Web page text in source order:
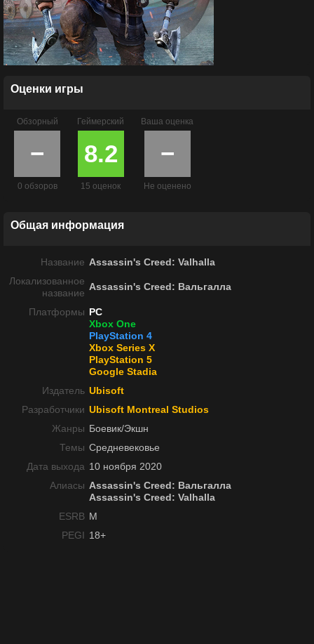
Оценки игры
Обзорный
−
0 обзоров
Геймерский
8.2
15 оценок
Ваша оценка
−
Не оценено
Общая информация
Название Assassin's Creed: Valhalla
Локализованное
название
Assassin's Creed: Вальгалла
Платформы PC
Xbox One
PlayStation 4
Xbox Series X
PlayStation 5
Google Stadia
Издатель Ubisoft
Разработчики Ubisoft Montreal Studios
Жанры Боевик/Экшн
Темы Средневековье
Дата выхода 10 ноября 2020
Алиасы Assassin's Creed: Вальгалла
Assassin's Creed: Valhalla
ESRB M
PEGI 18+